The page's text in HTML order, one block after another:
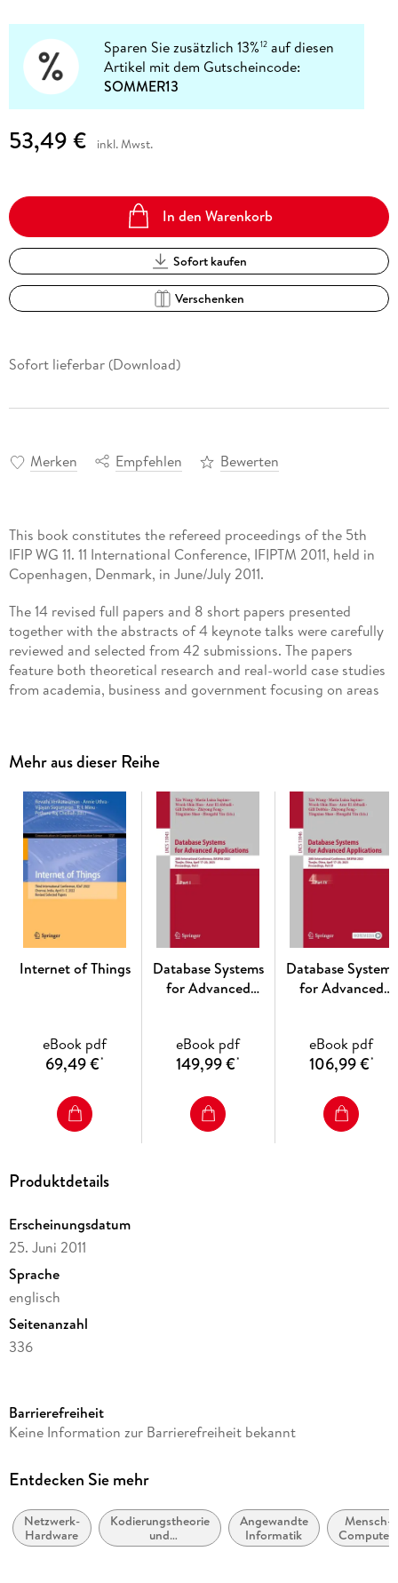
Sparen Sie zusätzlich 13%12 auf diesen
Artikel mit dem Gutscheincode:
SOMMER13
53,49 € inkl. Mwst.
In den Warenkorb
Sofort kaufen
Verschenken
Sofort lieferbar (Download)
Merken Empfehlen Bewerten
This book constitutes the refereed proceedings of the 5th
IFIP WG 11. 11 International Conference, IFIPTM 2011, held in
Copenhagen, Denmark, in June/July 2011.
The 14 revised full papers and 8 short papers presented
together with the abstracts of 4 keynote talks were carefully
reviewed and selected from 42 submissions. The papers
feature both theoretical research and real-world case studies
from academia, business and government focusing on areas
Mehr aus dieser Reihe
Internet of Things
eBook pdf
69,49 €*
Database Systems
for Advanced
eBook pdf
149,99 €*
Database Systems
for Advanced
eBook pdf
106,99 €*
Produktdetails
Erscheinungsdatum
25. Juni 2011
Sprache
englisch
Seitenanzahl
336
Reihe
Herausgegeben von
Jason Crampton
Verlag/Hersteller
Barrierefreiheit
Keine Information zur Barrierefreiheit bekannt
Entdecken Sie mehr
Netzwerk-
Hardware
Kodierungstheorie
und
Verschlüsselung
Angewandte
Informatik
Mensch-
Computer-
Interaktion